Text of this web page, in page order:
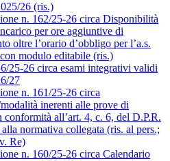
26 (ris.)
n. 162/25-26 circa Disponibilità
per ore aggiuntive di
oltre l’orario d’obbligo per l’a.s.
modulo editabile (ris.)
25-26 circa esami integrativi validi
27
n. 161/25-26 circa
inerenti alle prove di
conformità all’art. 4, c. 6, del D.P.R.
normativa collegata (ris. al pers.;
Re)
n. 160/25-26 circa Calendario